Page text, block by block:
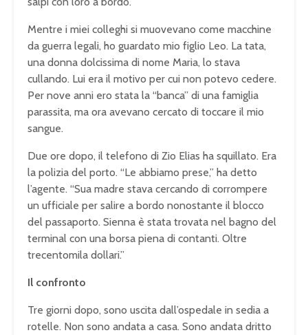
Mentre i miei colleghi si muovevano come macchine
da guerra legali, ho guardato mio figlio Leo. La tata,
una donna dolcissima di nome Maria, lo stava
cullando. Lui era il motivo per cui non potevo cedere.
Per nove anni ero stata la “banca” di una famiglia
parassita, ma ora avevano cercato di toccare il mio
sangue.
Due ore dopo, il telefono di Zio Elias ha squillato. Era
la polizia del porto. “Le abbiamo prese,” ha detto
l’agente. “Sua madre stava cercando di corrompere
un ufficiale per salire a bordo nonostante il blocco
del passaporto. Sienna è stata trovata nel bagno del
terminal con una borsa piena di contanti. Oltre
trecentomila dollari.”
Il confronto
Tre giorni dopo, sono uscita dall’ospedale in sedia a
rotelle. Non sono andata a casa. Sono andata dritto